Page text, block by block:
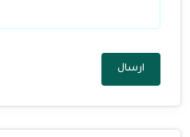
ارسال